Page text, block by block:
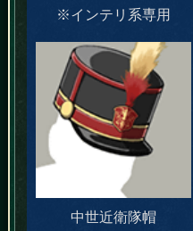
※インテリ系専用
中世近衛隊帽